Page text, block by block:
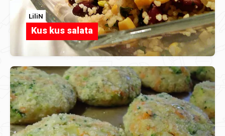
LiliN
Kus kus salata